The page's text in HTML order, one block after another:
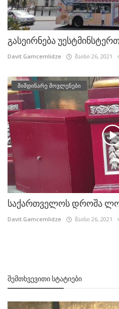
გასეირნება
Davit.Gamcemlidze მაისი 26, 2021
მიმდინარე მოვლენები
საქართველოს დროშა
Davit.Gamcemlidze მაისი 26, 2021
ᲨᲔᲛᲗᲮᲕᲔᲕᲘᲗᲘ ᲡᲢᲐᲢᲘᲔᲑᲘ